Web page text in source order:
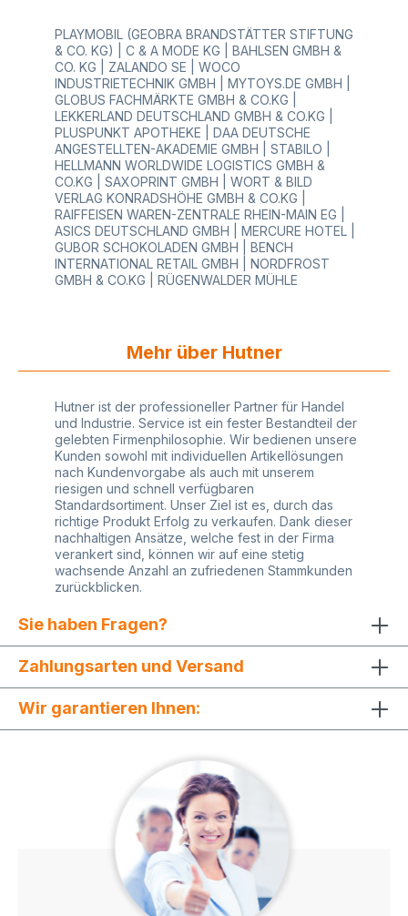
Geschenkbandabroller - für kreative
Geschenkverpackungen! Jede Abrollführung ist
mit integriertem Abschneider ausgestattet, sodass
Geschenkbänder schnell und sauber abgetrennt
werden können. Durch die Montage auf
bestehenden VARIO Abrollern sparen Sie Platz am
Packtisch. Vertrauen Sie der Premium VARIO
Qualität - Hochwertige Verarbeitung, maximale
Stabilität und modernes Design machen diesen
Bandabroller zur Premium-Lösung im Einzelhandel
und Gewerbe. Ideal für Einzelhandel, Boutiquen
und Gewerbe, wo Geschenkbänder regelmäßig
und effizient eingesetzt werden. Bei uns finden
Sie hochwertige Abroller aus Metall in
unterschiedlichen Modellen (mit unterschiedlichen
max. Rollenbreiten). Die gesamte Auswahl rundum
PLAYMOBIL (GEOBRA BRANDSTÄTTER STIFTUNG
& CO. KG) | C & A MODE KG | BAHLSEN GMBH &
CO. KG | ZALANDO SE | WOCO
INDUSTRIETECHNIK GMBH | MYTOYS.DE GMBH |
GLOBUS FACHMÄRKTE GMBH & CO.KG |
LEKKERLAND DEUTSCHLAND GMBH & CO.KG |
PLUSPUNKT APOTHEKE | DAA DEUTSCHE
ANGESTELLTEN-AKADEMIE GMBH | STABILO |
HELLMANN WORLDWIDE LOGISTICS GMBH &
CO.KG | SAXOPRINT GMBH | WORT & BILD
VERLAG KONRADSHÖHE GMBH & CO.KG |
RAIFFEISEN WAREN-ZENTRALE RHEIN-MAIN EG |
ASICS DEUTSCHLAND GMBH | MERCURE HOTEL |
GUBOR SCHOKOLADEN GMBH | BENCH
INTERNATIONAL RETAIL GMBH | NORDFROST
GMBH & CO.KG | RÜGENWALDER MÜHLE
Mehr über Hutner
Hutner ist der professioneller Partner für Handel
und Industrie. Service ist ein fester Bestandteil der
gelebten Firmenphilosophie. Wir bedienen unsere
Kunden sowohl mit individuellen Artikellösungen
nach Kundenvorgabe als auch mit unserem
riesigen und schnell verfügbaren
Standardsortiment. Unser Ziel ist es, durch das
richtige Produkt Erfolg zu verkaufen. Dank dieser
nachhaltigen Ansätze, welche fest in der Firma
verankert sind, können wir auf eine stetig
wachsende Anzahl an zufriedenen Stammkunden
zurückblicken.
Sie haben Fragen?
Zahlungsarten und Versand
Wir garantieren Ihnen: